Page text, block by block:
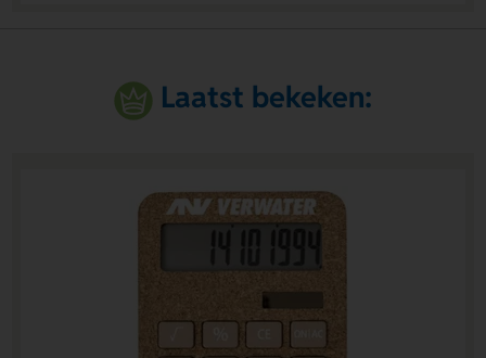
Laatst bekeken: